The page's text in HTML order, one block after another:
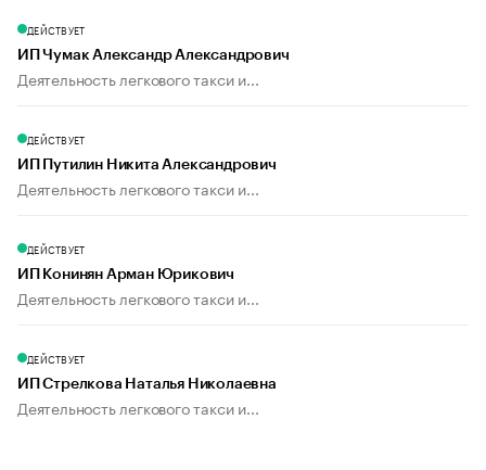
ДЕЙСТВУЕТ
ИП Чумак Александр Александрович
Деятельность легкового такси и...
ДЕЙСТВУЕТ
ИП Путилин Никита Александрович
Деятельность легкового такси и...
ДЕЙСТВУЕТ
ИП Конинян Арман Юрикович
Деятельность легкового такси и...
ДЕЙСТВУЕТ
ИП Стрелкова Наталья Николаевна
Деятельность легкового такси и...